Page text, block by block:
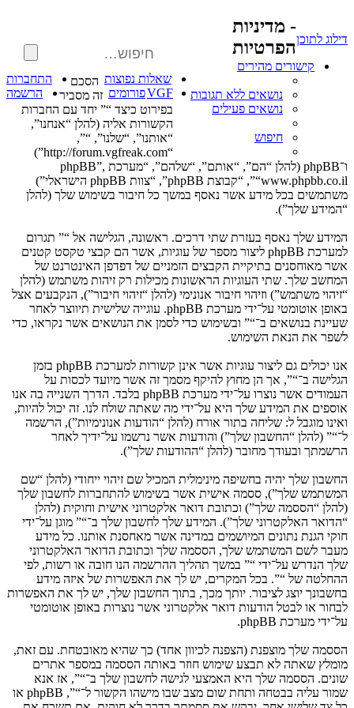
דילוג לתוכן
קישורים מהירים
נושאים ללא תגובות
נושאים פעילים
חיפוש
שאלות נפוצות
התחברות
הרשמה
VGFפורומים
- מדיניות
הפרטיות
הסכם
זה מסביר
בפירוט כיצד “” יחד עם החברות
הקשורות אליה (להלן “אנחנו”,
“אותנו”, “שלנו”, “”,
“http://forum.vgfreak.com”)
ו־phpBB (להלן “הם”, “אותם”, “שלהם”, “מערכת phpBB”,
“www.phpbb.co.il”, “קבוצת phpBB”, “צוות phpBB הישראלי”)
משתמשים בכל מידע אשר נאסף במשך כל חיבור בשימוש שלך (להלן
“המידע שלך”).
המידע שלך נאסף בעזרת שתי דרכים. ראשונה, הגלישה אל “” תגרום
למערכת phpBB ליצור מספר של עוגיות, אשר הם קבצי טקסט קטנים
אשר מאוחסנים בתיקיית הקבצים הזמניים של דפדפן האינטרנט של
המחשב שלך. שתי העוגיות הראשונות מכילות רק זיהות משתמש (להלן
“זיהוי משתמש”) וזיהוי חיבור אנונימי (להלן “זיהוי חיבור”), הנקבעים אצל
באופן אוטומטי על־ידי מערכת phpBB. עוגייה שלישית תיווצר לאחר
שעיינת בנושאים ב־“” ובשימוש כדי לסמן את הנושאים אשר נקראו, כדי
לשפר את הנאת השימוש.
אנו יכולים גם ליצור עוגיות אשר אינן קשורות למערכת phpBB בזמן
הגלישה ב־“”, אך הן מחוץ להיקף מסמך זה אשר מיועד לכסות על
העמודים אשר נוצרו על־ידי מערכת phpBB בלבד. הדרך השנייה בה אנו
אוספים את המידע שלך היא על־ידי מה שאתה שולח לנו. זה יכול להיות,
ואינו מוגבל ל: שליחה בתור אורח (להלן “הודעות אנונימיות”), הרשמה
ל־“” (להלן “החשבון שלך”) והודעות אשר נרשמו על־ידיך לאחר
הרשמתך ובעודך מחובר (להלן “ההודעות שלך”).
החשבון שלך יהיה בחשיפה מינימלית המכיל שם זיהוי ייחודי (להלן “שם
המשתמש שלך”), ססמה אישית אשר בשימוש להתחברות לחשבון שלך
(להלן “הססמה שלך”) וכתובת דואר אלקטרוני אישית וחוקית (להלן
“הדואר האלקטרוני שלך”). המידע שלך לחשבון שלך ב־“” מוגן על־ידי
חוקי הגנת נתונים המיושמים במדינה אשר מאחסנת אותנו. כל מידע
מעבר לשם המשתמש שלך, הססמה שלך וכתובת הדואר האלקטרוני
שלך הנדרש על־ידי “” במשך תהליך ההרשמה הנו חובה או רשות, לפי
ההחלטה של “”. בכל המקרים, יש לך את האפשרות של איזה מידע
בחשבונך יוצג לציבור. יותך מכך, בתוך החשבון שלך, יש לך את האפשרות
לבחור או לבטל הודעות דואר אלקטרוני אשר נוצרות באופן אוטומטי
על־ידי מערכת phpBB.
הססמה שלך מוצפנת (הצפנה לכיוון אחד) כך שהיא מאובטחת. עם זאת,
מומלץ שאתה לא תבצע שימוש חוזר באותה הססמה במספר אתרים
שונים. הססמה שלך היא האמצעי לגישה לחשבון שלך ב־“”, אז אנא
שמור עליה בבטחה ותחת שום מצב שבו מישהו הקשור ל־“”, phpBB או